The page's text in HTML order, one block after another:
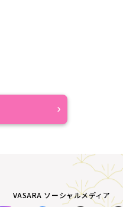
VASARA ソーシャルメディア